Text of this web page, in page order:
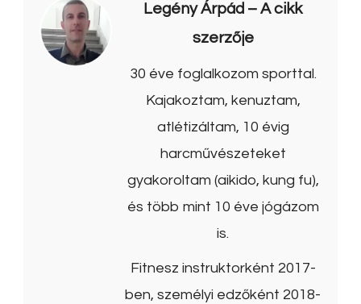
Legény Árpád – A cikk
szerzője
30 éve foglalkozom sporttal.
Kajakoztam, kenuztam,
atlétizáltam, 10 évig
harcművészeteket
gyakoroltam (aikido, kung fu),
és több mint 10 éve jógázom
is.
Fitnesz instruktorként 2017-
ben, személyi edzőként 2018-